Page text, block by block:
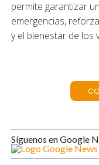
permite garantizar
emergencias,
y el bienestar de los
presupuesto del
que se realizan en
oftalmológicos,
Síguenos en Google